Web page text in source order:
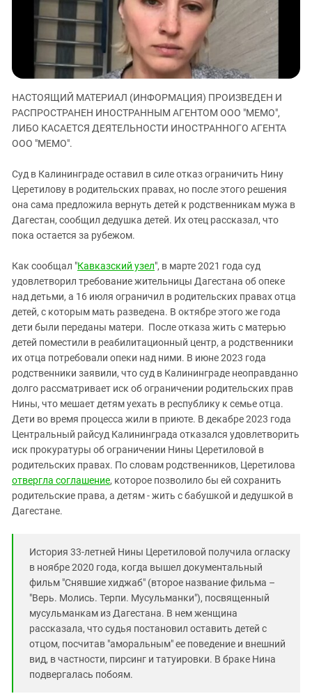
ЗАСТАВЛЯЕТ
КАВКАЗ ЗА ПАЛЕСТИНУ
ИНАКОМЫСЛИЕ В ЧЕЧНЕ
ПРЕСЛЕДОВАНИЕ АКТИВИСТОВ
МОБИЛИЗАЦИЯ И ПРОТЕСТЫ
Кабардино-Балкария
Калмыкия
Карачаево-Черкесия
Краснодарский край
Нагорный Карабах
Северная Осетия - Алания
Чечня
Южная Осетия
Южный Кавказ
НАСТОЯЩИЙ МАТЕРИАЛ (ИНФОРМАЦИЯ) ПРОИЗВЕДЕН И
РАСПРОСТРАНЕН ИНОСТРАННЫМ АГЕНТОМ ООО "МЕМО",
ЛИБО КАСАЕТСЯ ДЕЯТЕЛЬНОСТИ ИНОСТРАННОГО АГЕНТА
ООО "МЕМО".
Суд в Калининграде оставил в силе отказ ограничить Нину
Церетилову в родительских правах, но после этого решения
она сама предложила вернуть детей к родственникам мужа в
Дагестан, сообщил дедушка детей. Их отец рассказал, что
пока остается за рубежом.
Как сообщал "Кавказский узел", в марте 2021 года суд
удовлетворил требование жительницы Дагестана об опеке
над детьми, а 16 июля ограничил в родительских правах отца
детей, с которым мать разведена. В октябре этого же года
дети были переданы матери. После отказа жить с матерью
детей поместили в реабилитационный центр, а родственники
их отца потребовали опеки над ними. В июне 2023 года
родственники заявили, что суд в Калининграде неоправданно
долго рассматривает иск об ограничении родительских прав
Нины, что мешает детям уехать в республику к семье отца.
Дети во время процесса жили в приюте. В декабре 2023 года
Центральный райсуд Калининграда отказался удовлетворить
иск прокуратуры об ограничении Нины Церетиловой в
родительских правах. По словам родственников, Церетилова
отвергла соглашение, которое позволило бы ей сохранить
родительские права, а детям - жить с бабушкой и дедушкой в
Дагестане.
История 33-летней Нины Церетиловой получила огласку
в ноябре 2020 года, когда вышел документальный
фильм "Снявшие хиджаб" (второе название фильма –
"Верь. Молись. Терпи. Мусульманки"), посвященный
мусульманкам из Дагестана. В нем женщина
рассказала, что судья постановил оставить детей с
отцом, посчитав "аморальным" ее поведение и внешний
вид, в частности, пирсинг и татуировки. В браке Нина
подвергалась побоям.